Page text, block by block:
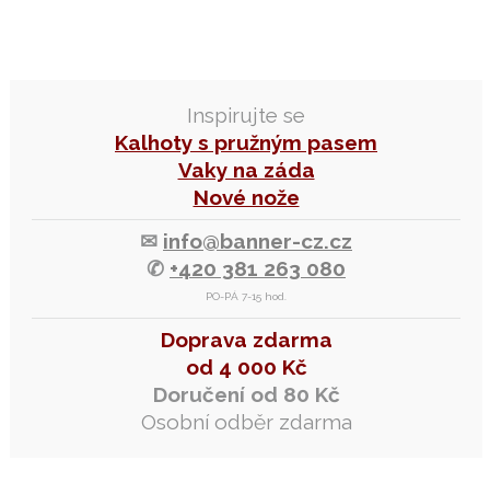
Inspirujte se
Kalhoty s pružným pasem
Vaky na záda
Nové nože
✉ info@banner-cz.cz
✆ +420 381 263 080
PO-PÁ 7-15 hod.
Doprava zdarma
od 4 000 Kč
Doručení od 80 Kč
Osobní odběr zdarma